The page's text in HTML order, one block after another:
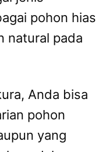
pohon hias
natural pada
Anda bisa
pohon
yang